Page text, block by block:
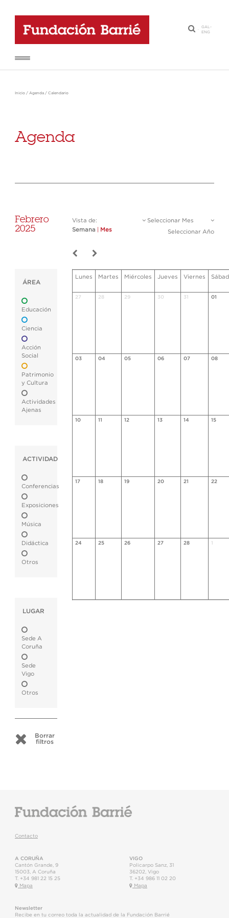
·
GAL-
ENG
Inicio / Agenda / Calendario
Agenda
Febrero
2025
Vista de:
Semana
Mes
Seleccionar Mes
Seleccionar Año
ÁREA
Educación
Ciencia
Acción
Social
Patrimonio
y Cultura
Actividades
Ajenas
ACTIVIDAD
Conferencias
Exposiciones
Música
Didáctica
Otros
LUGAR
Sede A
Coruña
Sede
Vigo
Otros
Borrar
filtros
Lunes Martes Miércoles Jueves Viernes
27 28 29 30 31 01
03 04 05 06 07 08
10 11 12 13 14 15
17 18 19 20 21 22
24 25 26 27 28
Contacto
A CORUÑA
Cantón Grande, 9
15003
A Coruña
T. +34 981 22 15 25
Mapa
VIGO
Policarpo Sanz, 31
36202 Vigo
T. +34 986 11 02 20
Mapa
Newsletter
Recibe en tu correo toda la actualidad de la Fundación Barrié